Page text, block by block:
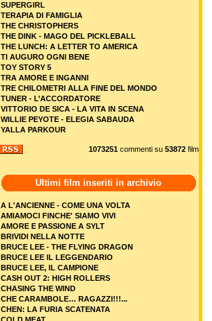
SUPERGIRL
TERAPIA DI FAMIGLIA
THE CHRISTOPHERS
THE DINK - MAGO DEL PICKLEBALL
THE LUNCH: A LETTER TO AMERICA
TI AUGURO OGNI BENE
TOY STORY 5
TRA AMORE E INGANNI
TRE CHILOMETRI ALLA FINE DEL MONDO
TUNER - L’ACCORDATORE
VITTORIO DE SICA - LA VITA IN SCENA
WILLIE PEYOTE - ELEGIA SABAUDA
YALLA PARKOUR
1073251 commenti su 53872 film
Ultimi film inseriti in archivio
A L'ANCIENNE - COME UNA VOLTA
AMIAMOCI FINCHE' SIAMO VIVI
AMORE E PASSIONE A SYLT
BRIVIDI NELLA NOTTE
BRUCE LEE - THE FLYING DRAGON
BRUCE LEE IL LEGGENDARIO
BRUCE LEE, IL CAMPIONE
CASH OUT 2: HIGH ROLLERS
CHASING THE WIND
CHE CARAMBOLE… RAGAZZI!!!...
CHEN: LA FURIA SCATENATA